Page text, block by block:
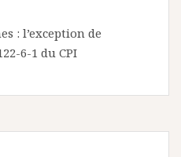
: l’exception de
6-1 du CPI